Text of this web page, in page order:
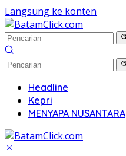
Langsung ke konten
Headline
Kepri
MENYAPA NUSANTARA